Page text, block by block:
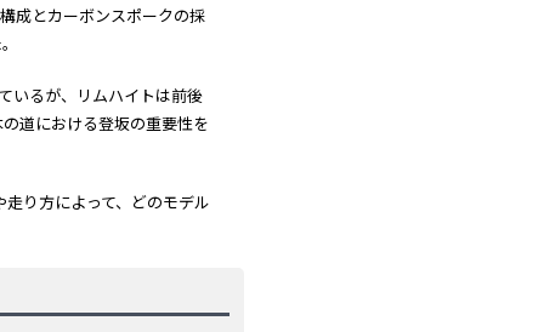
成とカーボンスポークの採
いるが、リムハイトは前後
道における登坂の重要性を
り方によって、どのモデル